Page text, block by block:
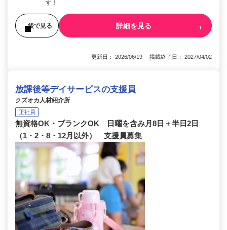
す！
後で見る 詳細を見る
更新日： 2026/06/19 掲載終了日： 2027/04/02
放課後等デイサービスの支援員
クズオカ人材紹介所
正社員
無資格OK・ブランクOK 日曜を含み月8日＋半日2日
（1・2・8・12月以外） 支援員募集